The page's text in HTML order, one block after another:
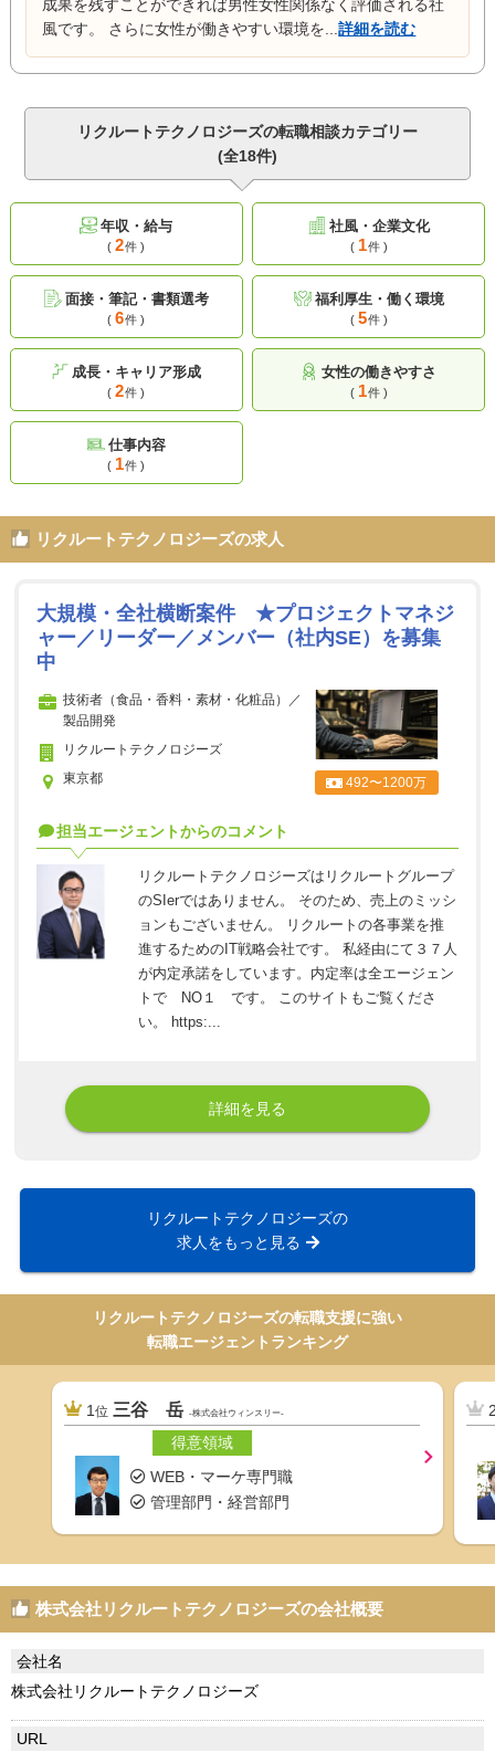
成果を残すことができれば男性女性関係なく評価される社
風です。 さらに女性が働きやすい環境を...詳細を読む
リクルートテクノロジーズの転職相談カテゴリー
(全18件)
年収・給与
(2件 )
社風・企業文化
( 1件 )
面接・筆記・書類選考
(6件 )
福利厚生・働く環境
( 5件 )
成長・キャリア形成
(2件 )
女性の働きやすさ
( 1件 )
仕事内容
( 1件 )
リクルートテクノロジーズの求人
大規模・全社横断案件 ★プロジェクトマネジ
ャー／リーダー／メンバー（社内SE）を募集
中
技術者（食品・香料・素材・化粧品）／
製品開発
リクルートテクノロジーズ
東京都
492〜1200万
担当エージェントからのコメント
リクルートテクノロジーズはリクルートグループ
のSIerではありません。 そのため、売上のミッシ
ョンもございません。 リクルートの各事業を推
進するためのIT戦略会社です。 私経由にて３７人
が内定承諾をしています。内定率は全エージェン
トで NO１ です。 このサイトもご覧くださ
い。 https:...
詳細を見る
リクルートテクノロジーズの
求人をもっと見る
リクルートテクノロジーズの転職支援に強い
転職エージェントランキング
1位 三谷 岳 -株式会社ウィンスリー-
得意領域
WEB・マーケ専門職
管理部門・経営部門
株式会社リクルートテクノロジーズの会社概要
会社名
株式会社リクルートテクノロジーズ
URL